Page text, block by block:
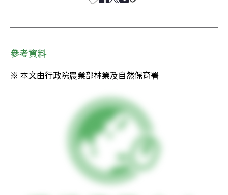
參考資料
※ 本文由行政院農業部林業及自然保育署